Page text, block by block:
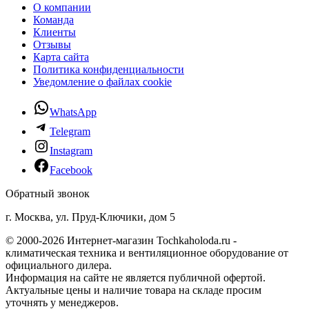
О компании
Команда
Клиенты
Отзывы
Карта сайта
Политика конфиденциальности
Уведомление о файлах cookie
WhatsApp
Telegram
Instagram
Facebook
Обратный звонок
г. Москва, ул. Пруд-Ключики, дом 5
© 2000-2026 Интернет-магазин Tochkaholoda.ru -
климатическая техника и вентиляционное оборудование от
официального дилера.
Информация на сайте не является публичной офертой.
Актуальные цены и наличие товара на складе просим
уточнять у менеджеров.